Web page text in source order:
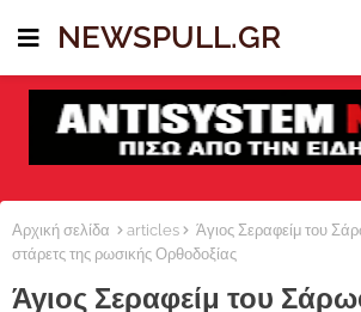
NEWSPULL.GR
Αρχική σελίδα articles
Άγιος Σεραφείμ του
στάρετς της ρωσικής Ορθοδοξίας
Άγιος Σεραφείμ του